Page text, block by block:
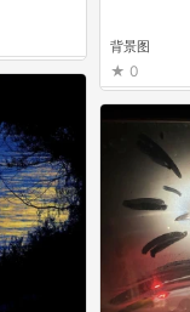
背景图
0